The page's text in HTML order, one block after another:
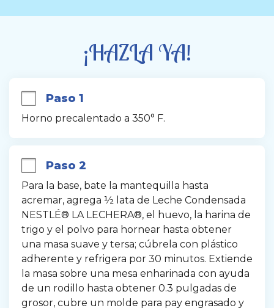
Envoltura de plástico¡HAZLA YA!
Paso 1
Horno precalentado a 350° F.
Paso 2
Para la base, bate la mantequilla hasta
acremar, agrega ½ lata de Leche Condensada
NESTLÉ® LA LECHERA®, el huevo, la harina de
trigo y el polvo para hornear hasta obtener
una masa suave y tersa; cúbrela con plástico
adherente y refrigera por 30 minutos. Extiende
la masa sobre una mesa enharinada con ayuda
de un rodillo hasta obtener 0.3 pulgadas de
grosor, cubre un molde para pay engrasado y